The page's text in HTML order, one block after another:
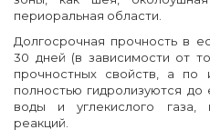
периоральная области.
Долгосрочная прочность в
30 дней (в зависимости от
прочностных свойств, а по
полностью гидролизуются до
воды и углекислого газа,
реакций.